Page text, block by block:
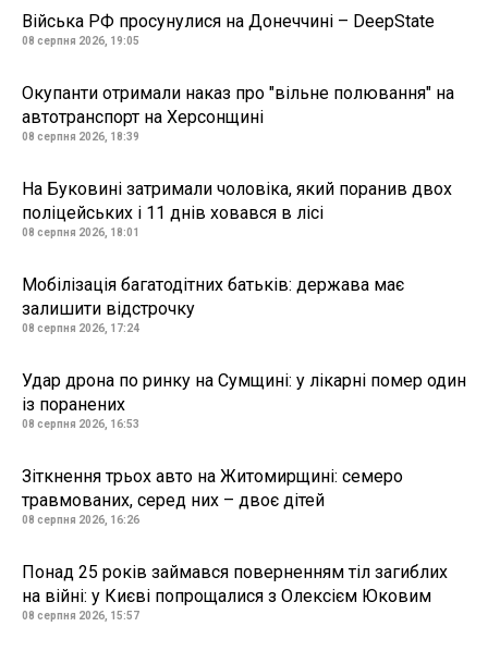
Війська РФ просунулися на Донеччині – DeepState
08 серпня 2026, 19:05
Окупанти отримали наказ про "вільне полювання" на
автотранспорт на Херсонщині
08 серпня 2026, 18:39
На Буковині затримали чоловіка, який поранив двох
поліцейських і 11 днів ховався в лісі
08 серпня 2026, 18:01
Мобілізація багатодітних батьків: держава має
залишити відстрочку
08 серпня 2026, 17:24
Удар дрона по ринку на Сумщині: у лікарні помер один
із поранених
08 серпня 2026, 16:53
Зіткнення трьох авто на Житомирщині: семеро
травмованих, серед них – двоє дітей
08 серпня 2026, 16:26
Понад 25 років займався поверненням тіл загиблих
на війні: у Києві попрощалися з Олексієм Юковим
08 серпня 2026, 15:57